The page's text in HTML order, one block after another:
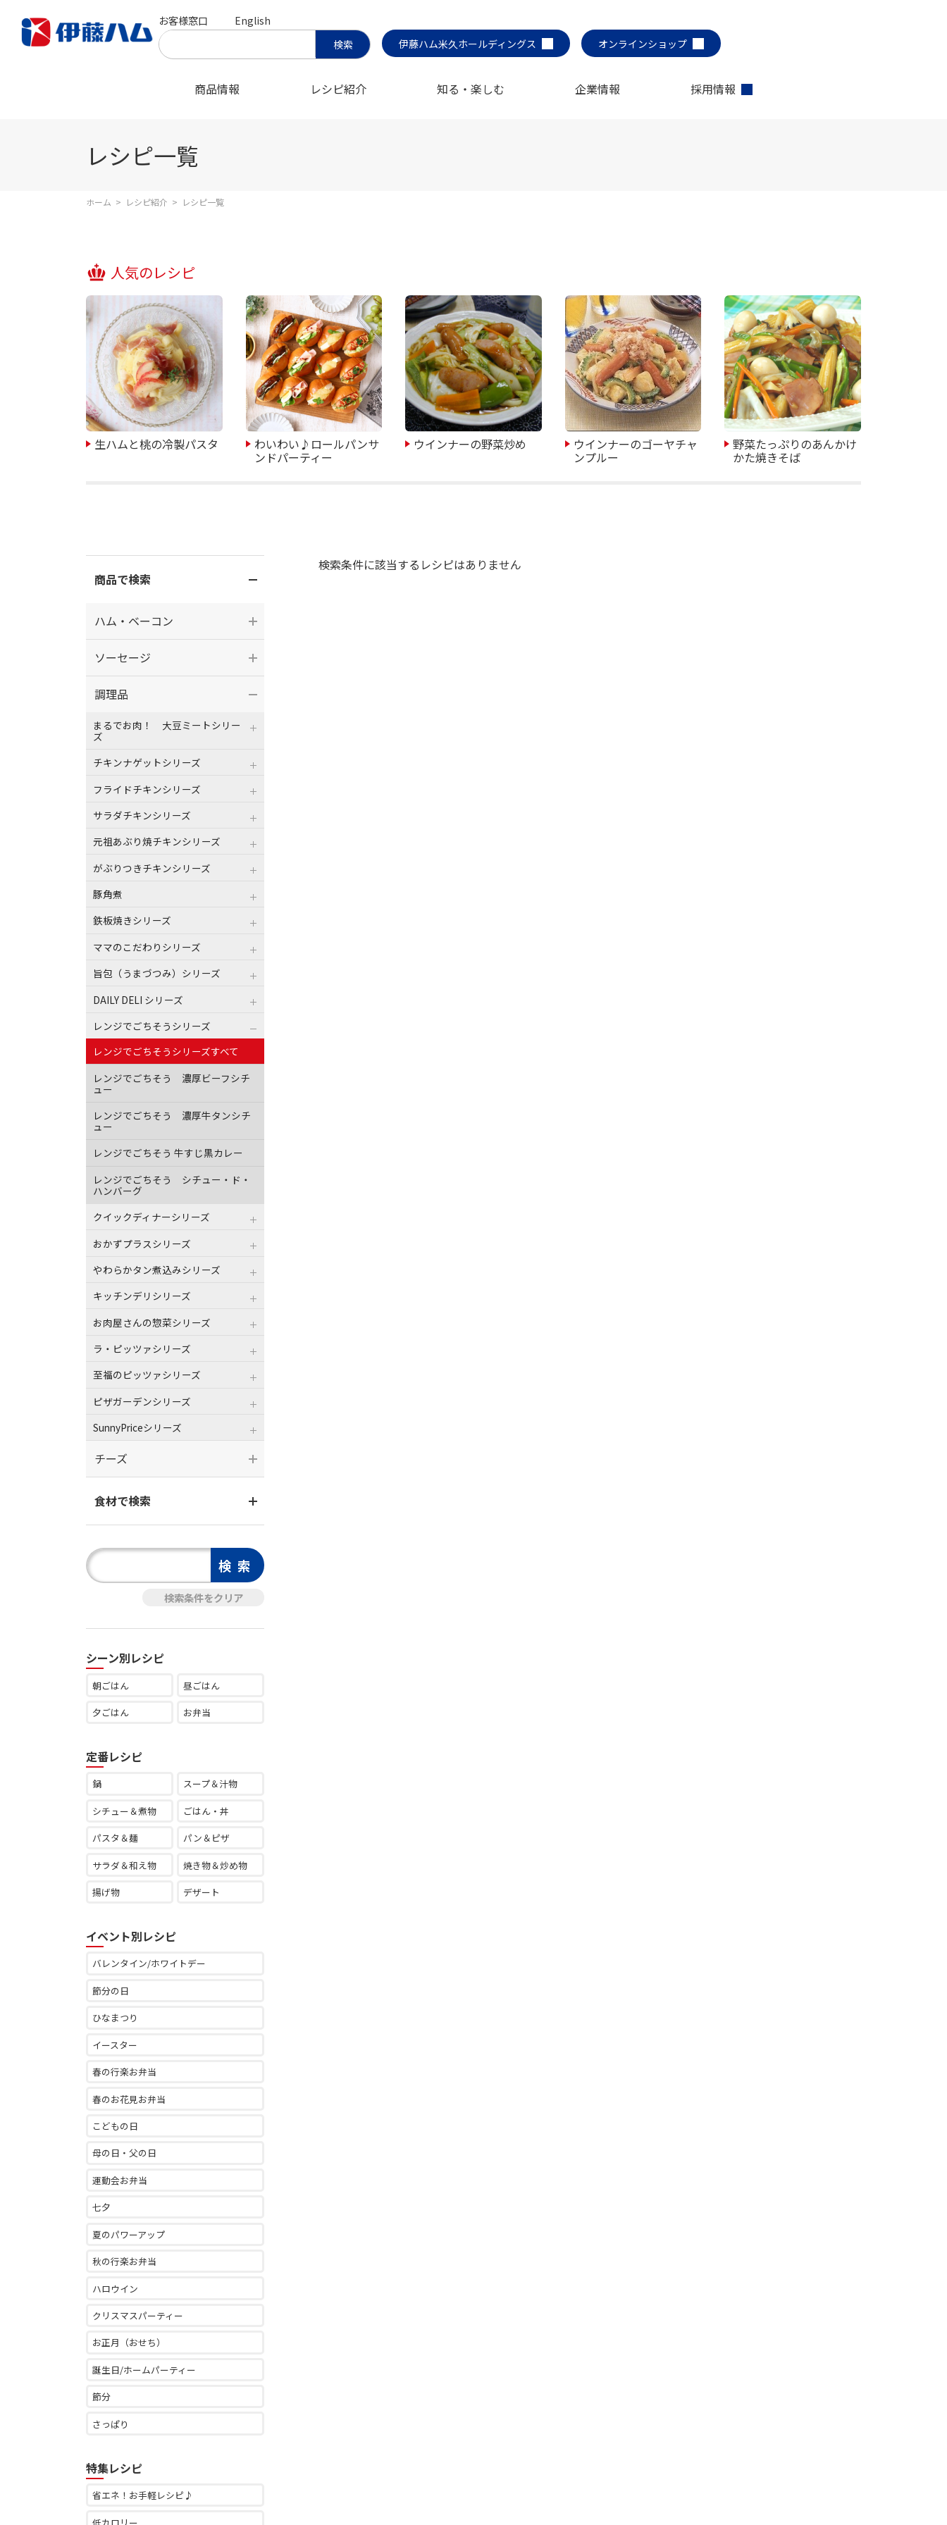
お客様窓口
English
伊藤ハム米久ホールディングス
オンラインショップ
商品情報 レシピ紹介 知る・楽しむ 企業情報 採用情報
レシピ一覧
ホーム > レシピ紹介 > レシピ一覧
人気のレシピ
生ハムと桃の冷製パスタ わいわい♪ロールパンサ
ンドパーティー
ウインナーの野菜炒め ウインナーのゴーヤチャ
ンプルー
野菜たっぷりのあんかけ
かた焼きそば
検索条件に該当するレシピはありません
商品で検索
ハム・ベーコン
ソーセージ
調理品
まるでお肉！ 大豆ミートシリー
ズ
チキンナゲットシリーズ
フライドチキンシリーズ
サラダチキンシリーズ
元祖あぶり焼チキンシリーズ
がぶりつきチキンシリーズ
豚角煮
鉄板焼きシリーズ
ママのこだわりシリーズ
旨包（うまづつみ）シリーズ
DAILY DELI シリーズ
レンジでごちそうシリーズ
レンジでごちそうシリーズすべて
レンジでごちそう 濃厚ビーフシチ
ュー
レンジでごちそう 濃厚牛タンシチ
ュー
レンジでごちそう 牛すじ黒カレー
レンジでごちそう シチュー・ド・
ハンバーグ
クイックディナーシリーズ
おかずプラスシリーズ
やわらかタン煮込みシリーズ
キッチンデリシリーズ
お肉屋さんの惣菜シリーズ
ラ・ピッツァシリーズ
至福のピッツァシリーズ
ピザガーデンシリーズ
SunnyPriceシリーズ
チーズ
食材で検索
シーン別レシピ
朝ごはん 昼ごはん
夕ごはん お弁当
定番レシピ
鍋 スープ＆汁物
シチュー＆煮物 ごはん・丼
パスタ＆麺 パン＆ピザ
サラダ＆和え物 焼き物＆炒め物
揚げ物 デザート
イベント別レシピ
バレンタイン/ホワイトデー
節分の日
ひなまつり
イースター
春の行楽お弁当
春のお花見お弁当
こどもの日
母の日・父の日
運動会お弁当
七夕
夏のパワーアップ
秋の行楽お弁当
ハロウイン
クリスマスパーティー
お正月（おせち）
誕生日/ホームパーティー
節分
さっぱり
特集レシピ
省エネ！お手軽レシピ♪
低カロリー